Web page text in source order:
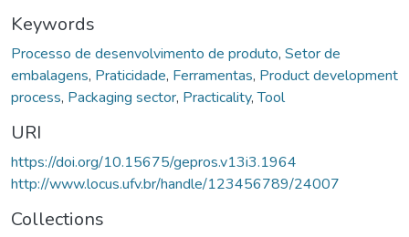
Keywords
Processo de desenvolvimento de produto, Setor de
embalagens, Praticidade, Ferramentas, Product development
process, Packaging sector, Practicality,Tool
URI
https://doi.org/10.15675/gepros.v13i3.1964
http://www.locus.ufv.br/handle/123456789/24007
Collections